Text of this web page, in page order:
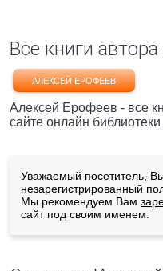
Все книги
АЛЕКСЕЙ ЕРОФЕЕВ
Алексей Ерофеев - все
сайте онлайн
Уважаемый посетитель,
незарегистрированный
Мы рекомендуем Вам
сайт под своим именем.